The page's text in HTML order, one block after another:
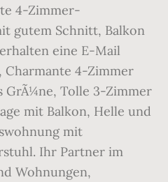
4-Zimmer-
gutem Schnitt, Balkon
eine E-Mail
Charmante 4-Zimmer
GrÃ¼ne, Tolle 3-Zimmer
mit Balkon, Helle und
mit
Ihr Partner im
Wohnungen,